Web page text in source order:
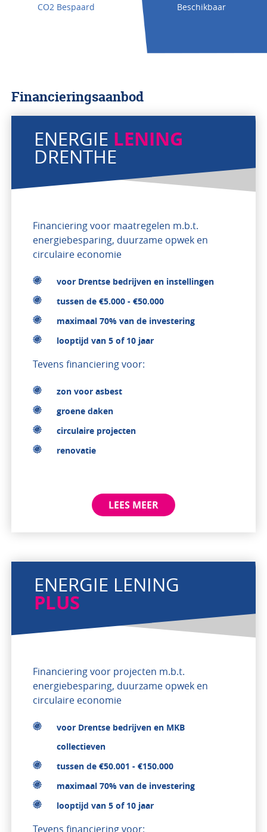
CO2 Bespaard Beschikbaar
BEKIJK PROJECTEN
Financieringsaanbod
ENERGIE LENING
DRENTHE
Financiering voor maatregelen m.b.t.
energiebesparing, duurzame opwek en
circulaire economie
voor Drentse bedrijven en instellingen
tussen de €5.000 - €50.000
maximaal 70% van de investering
looptijd van 5 of 10 jaar
Tevens financiering voor:
zon voor asbest
groene daken
circulaire projecten
renovatie
LEES MEER
ENERGIE LENING
PLUS
Financiering voor projecten m.b.t.
energiebesparing, duurzame opwek en
circulaire economie
voor Drentse bedrijven en MKB
collectieven
tussen de €50.001 - €150.000
maximaal 70% van de investering
looptijd van 5 of 10 jaar
Tevens financiering voor: